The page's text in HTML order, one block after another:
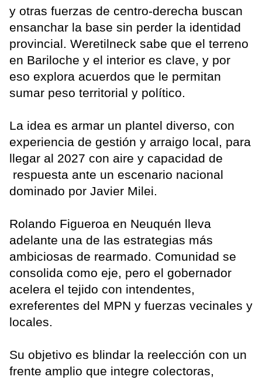
y otras fuerzas de centro-derecha buscan
ensanchar la base sin perder la identidad
provincial. Weretilneck sabe que el terreno
en Bariloche y el interior es clave, y por
eso explora acuerdos que le permitan
sumar peso territorial y político.
La idea es armar un plantel diverso, con
experiencia de gestión y arraigo local, para
llegar al 2027 con aire y capacidad de
respuesta ante un escenario nacional
dominado por Javier Milei.
Rolando Figueroa en Neuquén lleva
adelante una de las estrategias más
ambiciosas de rearmado. Comunidad se
consolida como eje, pero el gobernador
acelera el tejido con intendentes,
exreferentes del MPN y fuerzas vecinales y
locales.
Su objetivo es blindar la reelección con un
frente amplio que integre colectoras,